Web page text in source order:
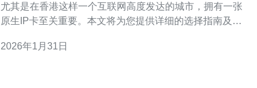
尤其是在香港这样一个互联网高度发达的城市，拥有一张
原生IP卡至关重要。本文将为您提供详细的选择指南及使
原生IP卡的概念 原生IP卡是指在香港本地运营商提供的
2026年1月31日